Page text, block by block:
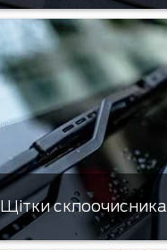
Щітки склоочисника